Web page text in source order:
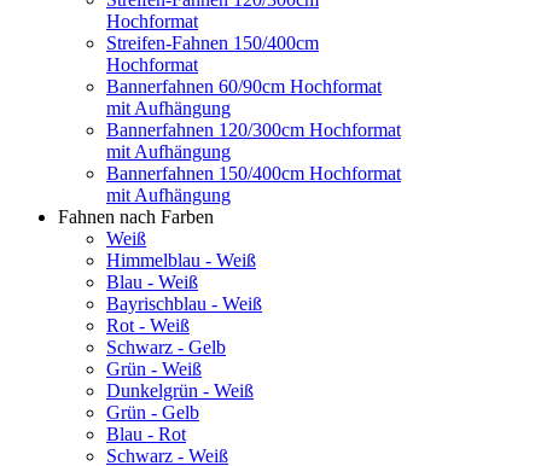
Hochformat
Streifen-Fahnen 150/400cm
Hochformat
Bannerfahnen 60/90cm Hochformat
mit Aufhängung
Bannerfahnen 120/300cm Hochformat
mit Aufhängung
Bannerfahnen 150/400cm Hochformat
mit Aufhängung
Fahnen nach Farben
Weiß
Himmelblau - Weiß
Blau - Weiß
Bayrischblau - Weiß
Rot - Weiß
Schwarz - Gelb
Grün - Weiß
Dunkelgrün - Weiß
Grün - Gelb
Blau - Rot
Schwarz - Weiß